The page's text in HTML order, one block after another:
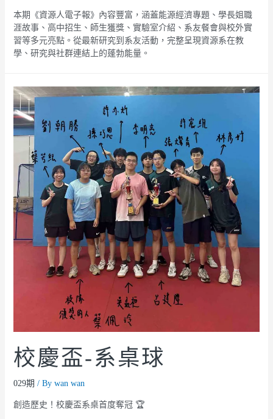
本期《資源人電子報》內容豐富，涵蓋能源經濟專題、學長姐職
涯故事、高中招生、師生獲獎、實驗室介紹、系友餐會與校外實
習等多元亮點。從最新研究到系友活動，完整呈現資源系在教
學、研究與社群連結上的蓬勃能量。
校慶盃-系桌球
029期 / By wan wan
創造歷史！校慶盃系桌首度奪冠 🏆